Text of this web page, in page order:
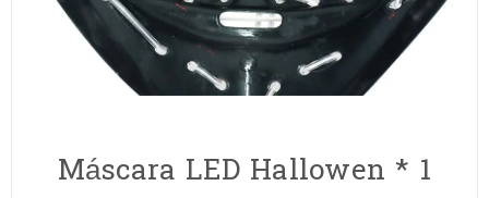
Máscara LED Hallowen * 1